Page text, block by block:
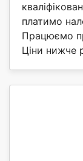
платимо
Працюємо
Ціни нижче